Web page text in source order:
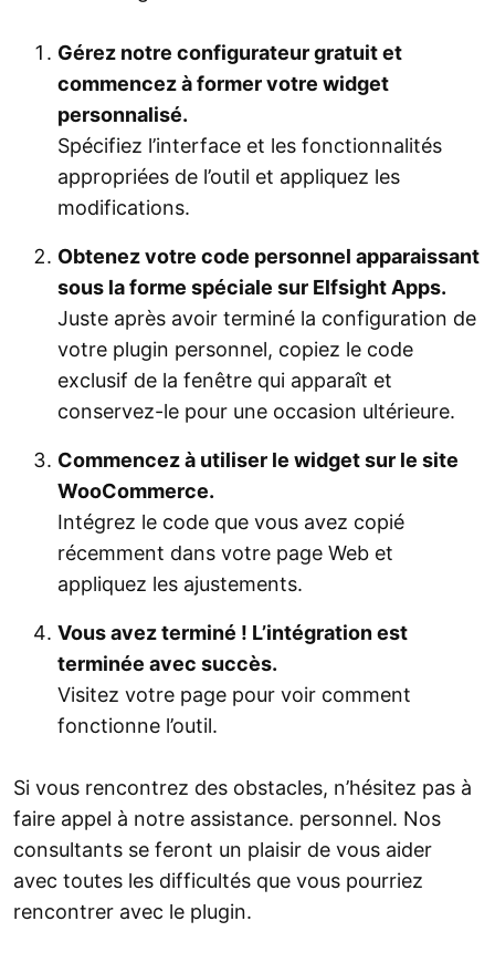
Gérez notre configurateur gratuit et
commencez à former votre widget
personnalisé.
Spécifiez l’interface et les fonctionnalités
appropriées de l’outil et appliquez les
modifications.
Obtenez votre code personnel apparaissant
sous la forme spéciale sur Elfsight Apps.
Juste après avoir terminé la configuration de
votre plugin personnel, copiez le code
exclusif de la fenêtre qui apparaît et
conservez-le pour une occasion ultérieure.
Commencez à utiliser le widget sur le site
WooCommerce.
Intégrez le code que vous avez copié
récemment dans votre page Web et
appliquez les ajustements.
Vous avez terminé ! L’intégration est
terminée avec succès.
Visitez votre page pour voir comment
fonctionne l’outil.
Si vous rencontrez des obstacles, n’hésitez pas à
faire appel à notre assistance. personnel. Nos
consultants se feront un plaisir de vous aider
avec toutes les difficultés que vous pourriez
rencontrer avec le plugin.